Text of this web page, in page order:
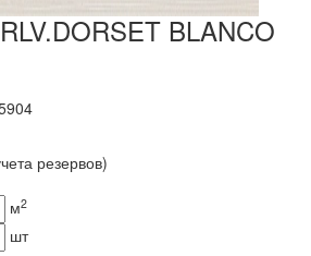
BLANCO
резервов)
м2
шт